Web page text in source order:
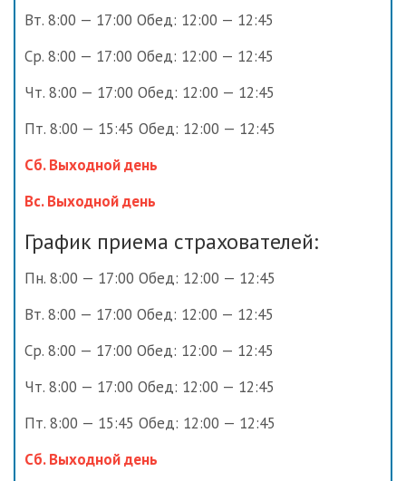
Вт. 8:00 — 17:00 Обед: 12:00 — 12:45
Ср. 8:00 — 17:00 Обед: 12:00 — 12:45
Чт. 8:00 — 17:00 Обед: 12:00 — 12:45
Пт. 8:00 — 15:45 Обед: 12:00 — 12:45
Сб. Выходной день
Вс. Выходной день
График приема страхователей:
Пн. 8:00 — 17:00 Обед: 12:00 — 12:45
Вт. 8:00 — 17:00 Обед: 12:00 — 12:45
Ср. 8:00 — 17:00 Обед: 12:00 — 12:45
Чт. 8:00 — 17:00 Обед: 12:00 — 12:45
Пт. 8:00 — 15:45 Обед: 12:00 — 12:45
Сб. Выходной день